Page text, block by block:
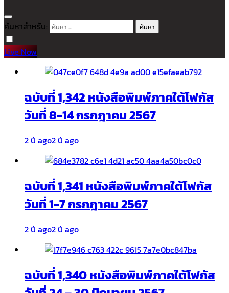
ค้นหาสำหรับ:
Live Now
ฉบับที่ 1,342 หนังสือพิมพ์ภาคใต้โฟกัส
วันที่ 8-14 กรกฎาคม 2567
2 ปี ago2 ปี ago
ฉบับที่ 1,341 หนังสือพิมพ์ภาคใต้โฟกัส
วันที่ 1-7 กรกฎาคม 2567
2 ปี ago2 ปี ago
ฉบับที่ 1,340 หนังสือพิมพ์ภาคใต้โฟกัส